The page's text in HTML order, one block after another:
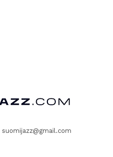
suomijazz@gmail.com